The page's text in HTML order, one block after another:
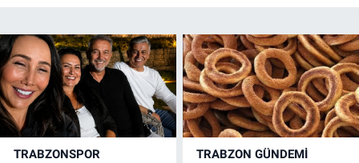
TRABZONSPOR TRABZON GÜNDEMİ